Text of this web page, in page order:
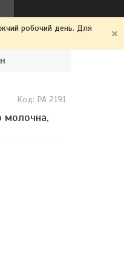
робочий день. Для
молочна,
Код: РА 2191